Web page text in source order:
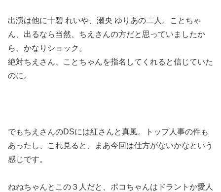
出演は他に十碧 れいや、瀬央 ゆりあの二人。ことちゃ
ん、出るなら当然、ちえさんの方だと思っていましたか
ら、かなりショック。
絶対ちえさん、ことちゃんを指名してくれると信じていた
のに。
でもちえさんのDSには紅さんと真風。トップ人事の件も
あったし、これ見ると、まあ今回は仕方がないかなという
感じです。
ねねちゃんとこの３人だと、ポコちゃんはドラントか愛人